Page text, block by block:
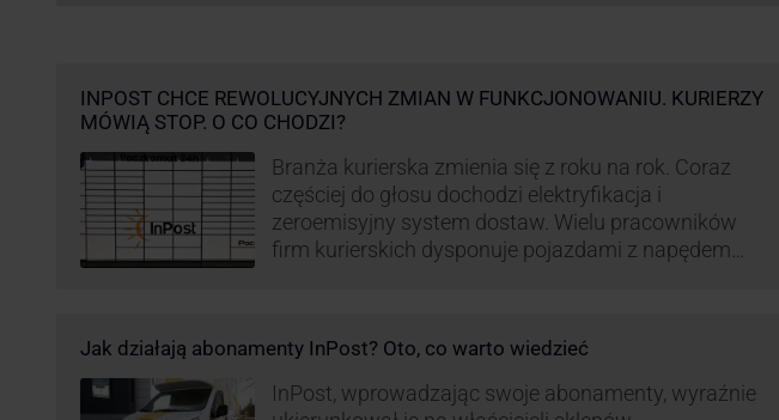
INPOST CHCE REWOLUCYJNYCH ZMIAN W FUNKCJONOWANIU. KURIERZY
MÓWIĄ STOP. O CO CHODZI?
Branża kurierska zmienia się z roku na rok. Coraz
częściej do głosu dochodzi elektryfikacja i
zeroemisyjny system dostaw. Wielu pracowników
firm kurierskich dysponuje pojazdami z napędem
postanowił wprowadzić również InPost. To
wzbudziło ogromny sprzeciw pracowników …
Jak działają abonamenty InPost? Oto, co warto wiedzieć
InPost, wprowadzając swoje abonamenty, wyraźnie